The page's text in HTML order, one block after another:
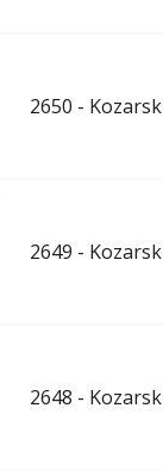
2650 -
2649 -
2648 -